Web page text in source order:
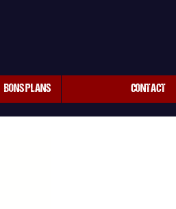
BONS PLANS CONTACT